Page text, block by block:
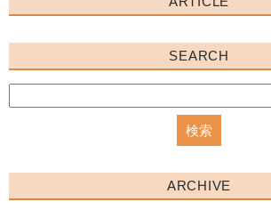
SEARCH
ARCHIVE